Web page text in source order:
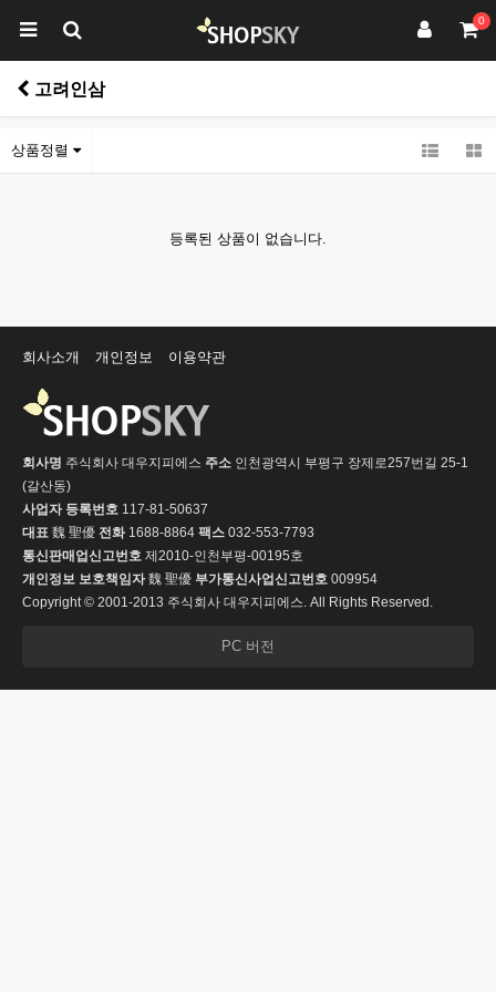
0
고려인삼
상품정렬
등록된 상품이 없습니다.
회사소개 개인정보 이용약관
회사명 주식회사 대우지피에스 주소 인천광역시 부평구 장제로257번길 25-1
(갈산동)
사업자 등록번호 117-81-50637
대표 魏 聖優 전화1688-8864 팩스 032-553-7793
통신판매업신고번호 제2010-인천부평-00195호
개인정보 보호책임자魏 聖優 부가통신사업신고번호 009954
Copyright © 2001-2013 주식회사 대우지피에스. All Rights Reserved.
PC 버전